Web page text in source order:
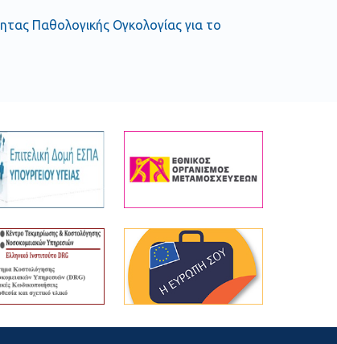
Παθολογικής Ογκολογίας για το